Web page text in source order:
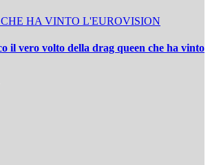
HA VINTO L'EUROVISION
il vero volto della drag queen che ha vinto